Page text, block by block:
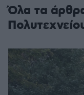
Όλα τα